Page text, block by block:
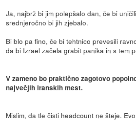
Ja, najbrž bi jim polepšalo dan, če bi
srednjeročno bi jih zjebalo.
Bi blo pa fino, če bi tehtnico prevesili
da bi Izrael začela grabit panika in s tem
V zameno bo praktično zagotovo
največjih iranskih mest.
Mislim, da tle čisti headcount ne šteje.